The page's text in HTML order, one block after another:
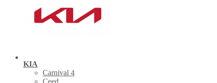
KIA
Carnival 4
Ceed